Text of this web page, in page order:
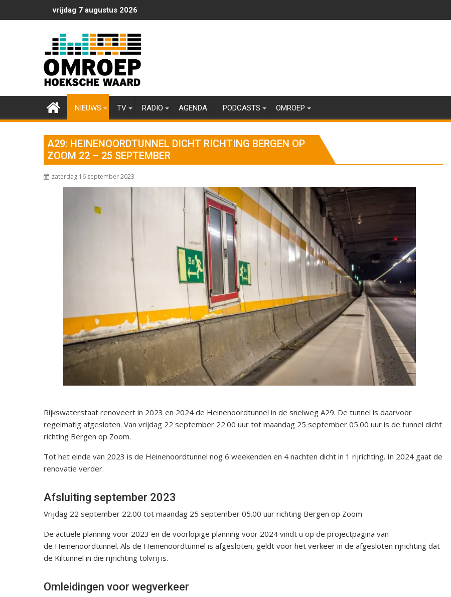
naar
vrijdag 7 augustus 2026
NIEUWS TV RADIO AGENDA PODCASTS OMROEP
A29: HEINENOORDTUNNEL DICHT RICHTING BERGEN OP
ZOOM 22 – 25 SEPTEMBER
zaterdag 16 september 2023
Rijkswaterstaat renoveert in 2023 en 2024 de Heinenoordtunnel in de snelweg A29. De tunnel is daarvoor
regelmatig afgesloten. Van vrijdag 22 september 22.00 uur tot maandag 25 september 05.00 uur is de tunnel dicht
richting Bergen op Zoom.
Tot het einde van 2023 is de Heinenoordtunnel nog 6 weekenden en 4 nachten dicht in 1 rijrichting. In 2024 gaat de
renovatie verder.
Afsluiting september 2023
Vrijdag 22 september 22.00 tot maandag 25 september 05.00 uur richting Bergen op Zoom
De actuele planning voor 2023 en de voorlopige planning voor 2024 vindt u op de projectpagina van
de Heinenoordtunnel. Als de Heinenoordtunnel is afgesloten, geldt voor het verkeer in de afgesloten rijrichting dat
de Kiltunnel in die rijrichting tolvrij is.
Omleidingen voor wegverkeer